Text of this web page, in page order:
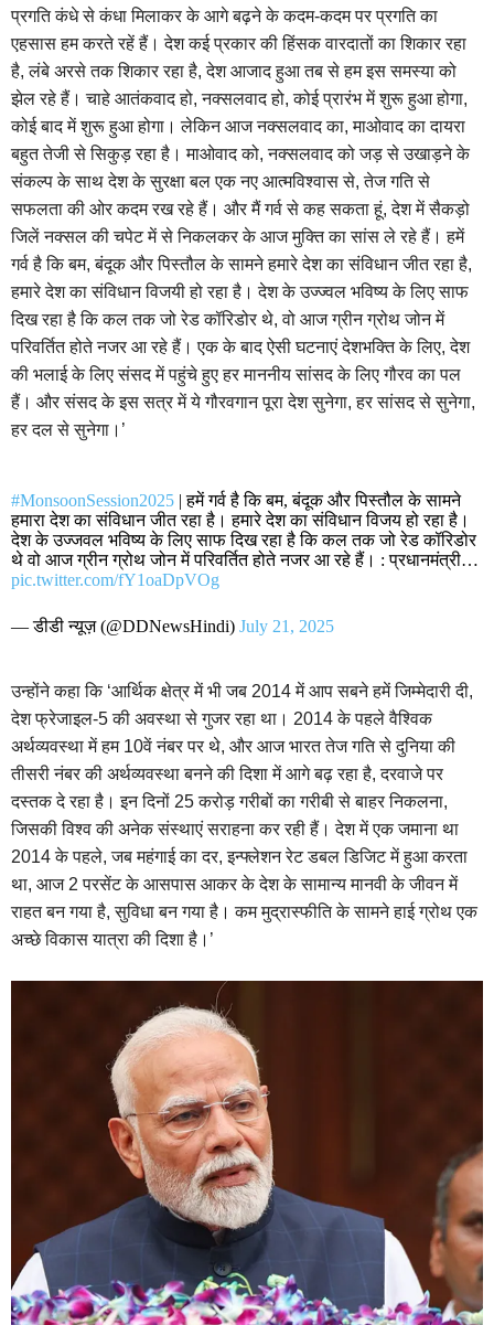
प्रगति कंधे से कंधा मिलाकर के आगे बढ़ने के कदम-कदम पर प्रगति का
एहसास हम करते रहें हैं। देश कई प्रकार की हिंसक वारदातों का शिकार रहा
है, लंबे अरसे तक शिकार रहा है, देश आजाद हुआ तब से हम इस समस्या को
झेल रहे हैं। चाहे आतंकवाद हो, नक्सलवाद हो, कोई प्रारंभ में शुरू हुआ होगा,
कोई बाद में शुरू हुआ होगा। लेकिन आज नक्सलवाद का, माओवाद का दायरा
बहुत तेजी से सिकुड़ रहा है। माओवाद को, नक्सलवाद को जड़ से उखाड़ने के
संकल्प के साथ देश के सुरक्षा बल एक नए आत्मविश्वास से, तेज गति से
सफलता की ओर कदम रख रहे हैं। और मैं गर्व से कह सकता हूं, देश में सैकड़ो
जिलें नक्सल की चपेट में से निकलकर के आज मुक्ति का सांस ले रहे हैं। हमें
गर्व है कि बम, बंदूक और पिस्तौल के सामने हमारे देश का संविधान जीत रहा है,
हमारे देश का संविधान विजयी हो रहा है। देश के उज्ज्वल भविष्य के लिए साफ
दिख रहा है कि कल तक जो रेड कॉरिडोर थे, वो आज ग्रीन ग्रोथ जोन में
परिवर्तित होते नजर आ रहे हैं। एक के बाद ऐसी घटनाएं देशभक्ति के लिए, देश
की भलाई के लिए संसद में पहुंचे हुए हर माननीय सांसद के लिए गौरव का पल
हैं। और संसद के इस सत्र में ये गौरवगान पूरा देश सुनेगा, हर सांसद से सुनेगा,
हर दल से सुनेगा।’
#MonsoonSession2025 | हमें गर्व है कि बम, बंदूक और पिस्तौल के सामने
हमारा देश का संविधान जीत रहा है। हमारे देश का संविधान विजय हो रहा है।
देश के उज्जवल भविष्य के लिए साफ दिख रहा है कि कल तक जो रेड कॉरिडोर
थे वो आज ग्रीन ग्रोथ जोन में परिवर्तित होते नजर आ रहे हैं। : प्रधानमंत्री…
pic.twitter.com/fY1oaDpVOg
— डीडी न्यूज़ (@DDNewsHindi) July 21, 2025
उन्होंने कहा कि ‘आर्थिक क्षेत्र में भी जब 2014 में आप सबने हमें जिम्मेदारी दी,
देश फ्रेजाइल-5 की अवस्था से गुजर रहा था। 2014 के पहले वैश्विक
अर्थव्यवस्था में हम 10वें नंबर पर थे, और आज भारत तेज गति से दुनिया की
तीसरी नंबर की अर्थव्यवस्था बनने की दिशा में आगे बढ़ रहा है, दरवाजे पर
दस्तक दे रहा है। इन दिनों 25 करोड़ गरीबों का गरीबी से बाहर निकलना,
जिसकी विश्व की अनेक संस्थाएं सराहना कर रही हैं। देश में एक जमाना था
2014 के पहले, जब महंगाई का दर, इन्फ्लेशन रेट डबल डिजिट में हुआ करता
था, आज 2 परसेंट के आसपास आकर के देश के सामान्य मानवी के जीवन में
राहत बन गया है, सुविधा बन गया है। कम मुद्रास्फीति के सामने हाई ग्रोथ एक
अच्छे विकास यात्रा की दिशा है।’